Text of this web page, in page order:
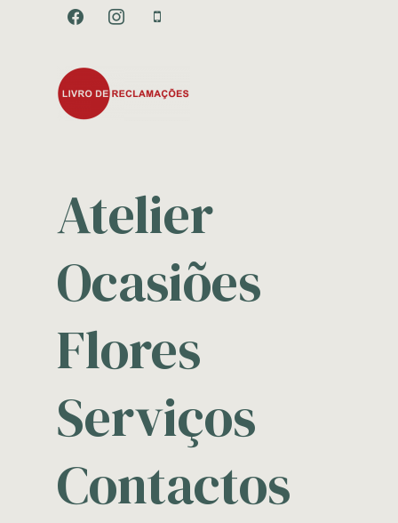
facebookinstagrammobile
Atelier
Ocasiões
Flores
Serviços
Contactos